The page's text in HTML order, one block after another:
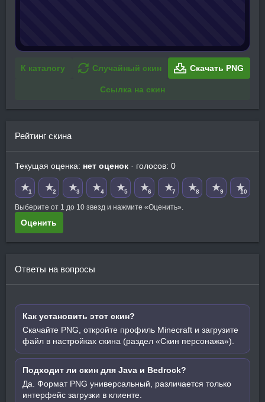
К каталогу Случайный скин Скачать PNG
Ссылка на скин
Рейтинг скина
Текущая оценка: нет оценок · голосов: 0
★1 ★2 ★3 ★4 ★5 ★6 ★7 ★8 ★9 ★10
Выберите от 1 до 10 звезд и нажмите «Оценить».
Оценить
Ответы на вопросы
Как установить этот скин?
Скачайте PNG, откройте профиль Minecraft и загрузите
файл в настройках скина (раздел «Скин персонажа»).
Подходит ли скин для Java и Bedrock?
Да. Формат PNG универсальный, различается только
интерфейс загрузки в клиенте.